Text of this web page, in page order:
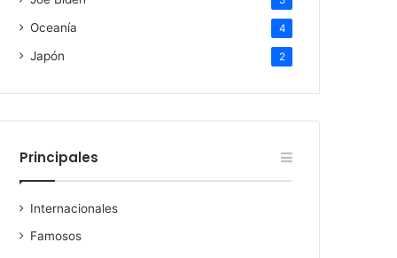
Oceanía 4
Japón 2
Principales
Internacionales
Famosos